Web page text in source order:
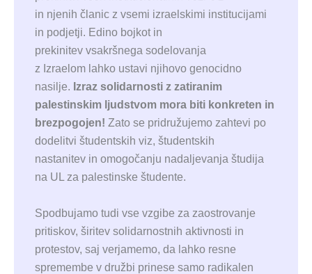
in njenih članic z vsemi izraelskimi institucijami
in podjetji. Edino bojkot in
prekinitev vsakršnega sodelovanja
z Izraelom lahko ustavi njihovo genocidno
nasilje. Izraz solidarnosti z zatiranim
palestinskim ljudstvom mora biti konkreten in
brezpogojen! Zato se pridružujemo zahtevi po
dodelitvi študentskih viz, študentskih
nastanitev in omogočanju nadaljevanja študija
na UL za palestinske študente.
Spodbujamo tudi vse vzgibe za zaostrovanje
pritiskov, širitev solidarnostnih aktivnosti in
protestov, saj verjamemo, da lahko resne
spremembe v družbi prinese samo radikalen